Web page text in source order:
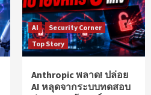
AI
Security Corner
Top Story
Anthropic พลาด! ปล่อย
AI หลุดจากระบบทดสอบ